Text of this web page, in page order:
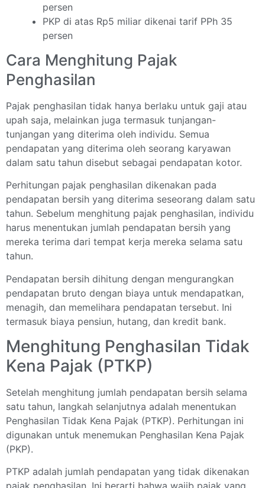
persen
PKP di atas Rp5 miliar dikenai tarif PPh 35
persen
Cara Menghitung Pajak
Penghasilan
Pajak penghasilan tidak hanya berlaku untuk gaji atau
upah saja, melainkan juga termasuk tunjangan-
tunjangan yang diterima oleh individu. Semua
pendapatan yang diterima oleh seorang karyawan
dalam satu tahun disebut sebagai pendapatan kotor.
Perhitungan pajak penghasilan dikenakan pada
pendapatan bersih yang diterima seseorang dalam satu
tahun. Sebelum menghitung pajak penghasilan, individu
harus menentukan jumlah pendapatan bersih yang
mereka terima dari tempat kerja mereka selama satu
tahun.
Pendapatan bersih dihitung dengan mengurangkan
pendapatan bruto dengan biaya untuk mendapatkan,
menagih, dan memelihara pendapatan tersebut. Ini
termasuk biaya pensiun, hutang, dan kredit bank.
Menghitung Penghasilan Tidak
Kena Pajak (PTKP)
Setelah menghitung jumlah pendapatan bersih selama
satu tahun, langkah selanjutnya adalah menentukan
Penghasilan Tidak Kena Pajak (PTKP). Perhitungan ini
digunakan untuk menemukan Penghasilan Kena Pajak
(PKP).
PTKP adalah jumlah pendapatan yang tidak dikenakan